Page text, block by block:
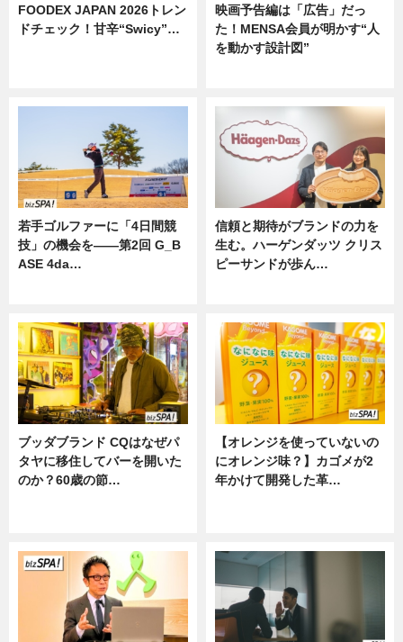
FOODEX JAPAN 2026トレン
ドチェック！甘辛“Swicy”…
映画予告編は「広告」だっ
た！MENSA会員が明かす“人
を動かす設計図”
若手ゴルファーに「4日間競
技」の機会を——第2回 G_B
ASE 4da…
信頼と期待がブランドの力を
生む。ハーゲンダッツ クリス
ピーサンドが歩ん…
ブッダブランド CQはなぜパ
タヤに移住してバーを開いた
のか？60歳の節…
【オレンジを使っていないの
にオレンジ味？】カゴメが2
年かけて開発した革…